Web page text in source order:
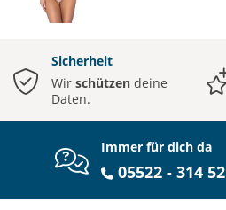
Sicherheit
Wir schützen deine
Daten.
Immer für dich da
05522 - 314 52